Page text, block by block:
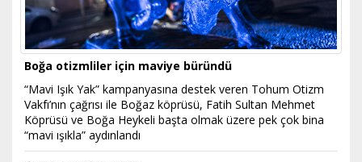
Boğa otizmliler için maviye büründü
“Mavi Işık Yak” kampanyasına destek veren Tohum Otizm
Vakfı’nın çağrısı ile Boğaz köprüsü, Fatih Sultan Mehmet
Köprüsü ve Boğa Heykeli başta olmak üzere pek çok bina
“mavi ışıkla” aydınlandı